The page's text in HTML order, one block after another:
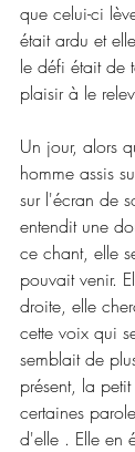
que celui-ci
était ardu et
le défi était de
plaisir à le
Un jour, alors
homme assis
sur l'écran de
entendit une
ce chant, elle
pouvait venir.
droite, elle
cette voix qui
semblait de
présent, la
certaines
d'elle . Elle en